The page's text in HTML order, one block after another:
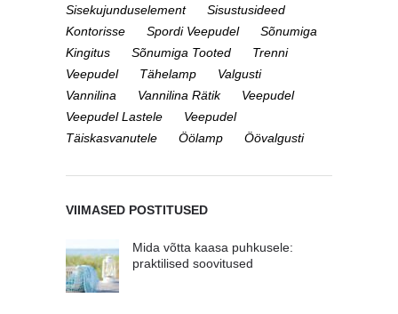
Sisekujunduselement
Sisustusideed
Kontorisse
Spordi Veepudel
Sõnumiga
Kingitus
Sõnumiga Tooted
Trenni
Veepudel
Tähelamp
Valgusti
Vannilina
Vannilina Rätik
Veepudel
Veepudel Lastele
Veepudel
Täiskasvanutele
Öölamp Öövalgusti
VIIMASED POSTITUSED
Mida võtta kaasa puhkusele:
praktilised soovitused